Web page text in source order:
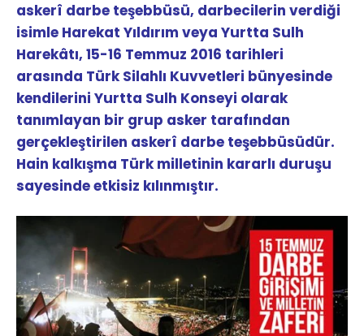
askerî darbe teşebbüsü, darbecilerin verdiği
isimle Harekat Yıldırım veya Yurtta Sulh
Harekâtı, 15-16 Temmuz 2016 tarihleri
arasında Türk Silahlı Kuvvetleri bünyesinde
kendilerini Yurtta Sulh Konseyi olarak
tanımlayan bir grup asker tarafından
gerçekleştirilen askerî darbe teşebbüsüdür.
Hain kalkışma Türk milletinin kararlı duruşu
sayesinde etkisiz kılınmıştır.